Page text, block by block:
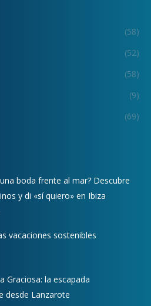
(58)
(52)
(58)
(9)
(69)
boda frente al mar? Descubre
y di «sí quiero» en Ibiza
vacaciones sostenibles
Graciosa: la escapada
desde Lanzarote